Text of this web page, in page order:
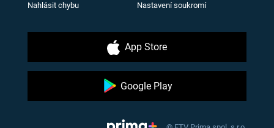
Nahlásit chybu Nastavení soukromí
App Store
Google Play